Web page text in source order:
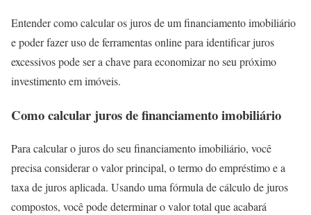
Entender como calcular os juros de um financiamento imobiliário
e poder fazer uso de ferramentas online para identificar juros
excessivos pode ser a chave para economizar no seu próximo
investimento em imóveis.
Como calcular juros de financiamento imobiliário
Para calcular o juros do seu financiamento imobiliário, você
precisa considerar o valor principal, o termo do empréstimo e a
taxa de juros aplicada. Usando uma fórmula de cálculo de juros
compostos, você pode determinar o valor total que acabará